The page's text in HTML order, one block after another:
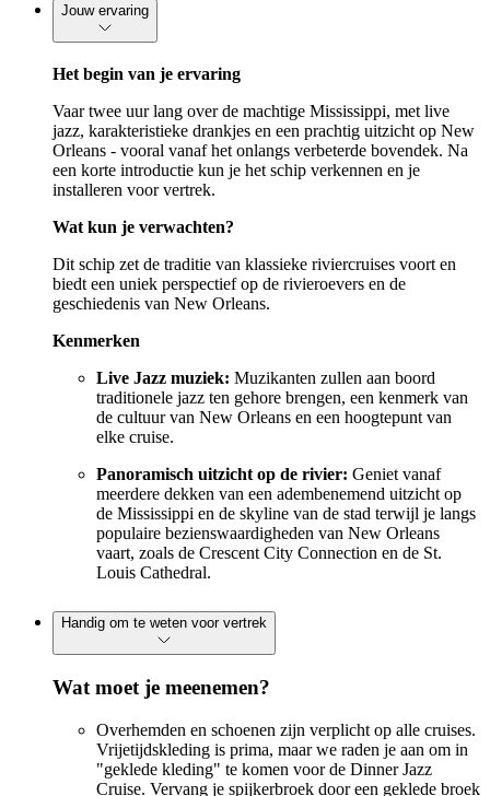
Jouw ervaring
Het begin van je ervaring
Vaar twee uur lang over de machtige Mississippi, met live
jazz, karakteristieke drankjes en een prachtig uitzicht op New
Orleans - vooral vanaf het onlangs verbeterde bovendek. Na
een korte introductie kun je het schip verkennen en je
installeren voor vertrek.
Wat kun je verwachten?
Dit schip zet de traditie van klassieke riviercruises voort en
biedt een uniek perspectief op de rivieroevers en de
geschiedenis van New Orleans.
Kenmerken
Live Jazz muziek: Muzikanten zullen aan boord
traditionele jazz ten gehore brengen, een kenmerk van
de cultuur van New Orleans en een hoogtepunt van
elke cruise.
Panoramisch uitzicht op de rivier: Geniet vanaf
meerdere dekken van een adembenemend uitzicht op
de Mississippi en de skyline van de stad terwijl je langs
populaire bezienswaardigheden van New Orleans
vaart, zoals de Crescent City Connection en de St.
Louis Cathedral.
Handig om te weten voor vertrek
Wat moet je meenemen?
Overhemden en schoenen zijn verplicht op alle cruises.
Vrijetijdskleding is prima, maar we raden je aan om in
"geklede kleding" te komen voor de Dinner Jazz
Cruise. Vervang je spijkerbroek door een geklede broek